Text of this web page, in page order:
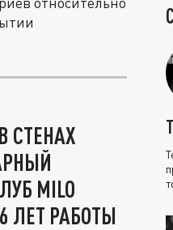
СТЕНАХ
MILO
ЛЕТ РАБОТЫ